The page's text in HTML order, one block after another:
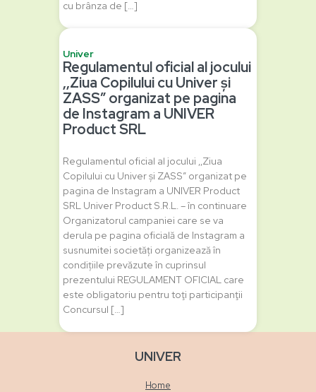
cu brânza de […]
Univer
Regulamentul oficial al jocului
‚,Ziua Copilului cu Univer și
ZASS” organizat pe pagina
de Instagram a UNIVER
Product SRL
Regulamentul oficial al jocului ‚,Ziua
Copilului cu Univer și ZASS” organizat pe
pagina de Instagram a UNIVER Product
SRL Univer Product S.R.L. – în continuare
Organizatorul campaniei care se va
derula pe pagina oficială de Instagram a
susnumitei societăți organizează în
condițiile prevăzute în cuprinsul
prezentului REGULAMENT OFICIAL care
este obligatoriu pentru toţi participanţii
Concursul […]
UNIVER
Home